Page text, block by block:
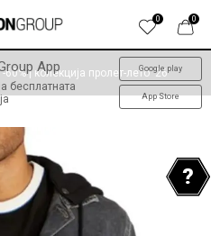
0
0
App
бесплатната
Google play
App Store
| колекција пролет-лето '26